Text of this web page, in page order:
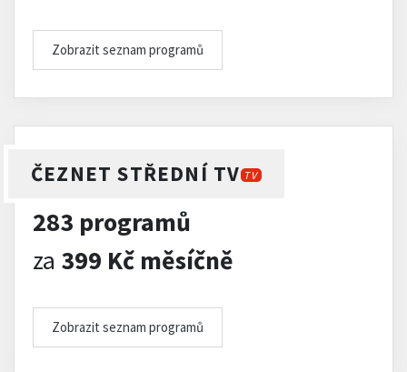
Zobrazit seznam programů
ČEZNET STŘEDNÍ TV TV
283 programů
za 399 Kč měsíčně
Zobrazit seznam programů